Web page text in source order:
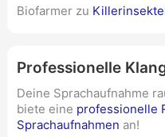
Biofarmerzu
Professionelle
Deine Sprachaufnahme
biete eine professionelle
Sprachaufnahmen an!